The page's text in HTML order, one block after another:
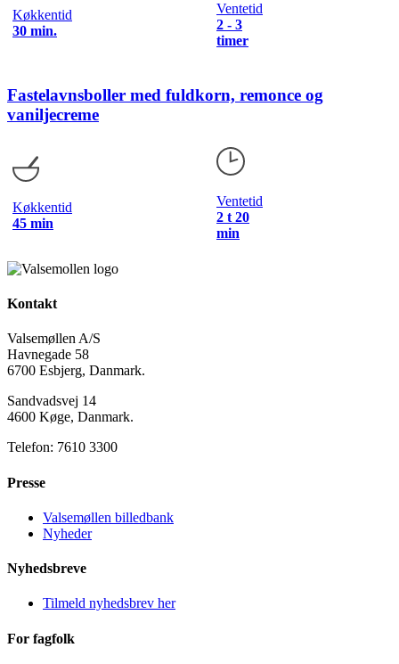
Køkkentid
30 min.
Ventetid
2 - 3
timer
Fastelavnsboller med fuldkorn, remonce og
vaniljecreme
Køkkentid
45 min
Ventetid
2 t 20
min
Kontakt
Valsemøllen A/S
Havnegade 58
6700 Esbjerg, Danmark.
Sandvadsvej 14
4600 Køge, Danmark.
Telefon: 7610 3300
Presse
Valsemøllen billedbank
Nyheder
Nyhedsbreve
Tilmeld nyhedsbrev her
For fagfolk